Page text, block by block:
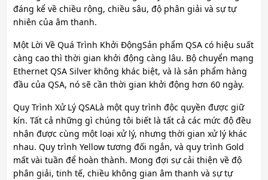
đáng kể về chiều rộng, chiều sâu, độ phân giải và sự tự
nhiên của âm thanh.
Một Lời Về Quá Trình Khởi ĐộngSản phẩm QSA có hiệu suất
càng cao thì thời gian khởi động càng lâu. Bộ chuyển mạng
Ethernet QSA Silver không khác biệt, và là sản phẩm hàng
đầu của QSA, nó sẽ cần thời gian khởi động hơn 60 ngày.
Quy Trình Xử Lý QSALà một quy trình độc quyền được giữ
kín. Tất cả những gì chúng tôi biết là tất cả các mức độ đều
nhận được cùng một loại xử lý, nhưng thời gian xử lý khác
nhau. Quy trình Yellow tương đối ngắn, và quy trình Gold
mất vài tuần để hoàn thành. Mong đợi sự cải thiện về độ
phân giải, tinh tế, chiều không gian âm thanh và sự tự